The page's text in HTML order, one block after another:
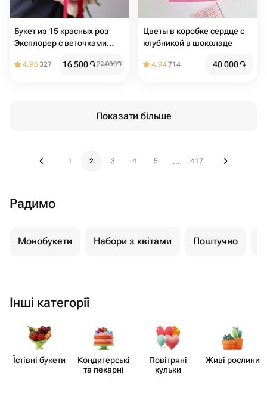
Букет из 15 красных роз
Эксплорер с веточками
4.96327 16 500֏22 000֏
Цветы в коробке сердце с
клубникой в шоколаде
4.94714 40 000֏
Показати більше
1 2 3 4 5 ... 417
Радимо
Монобукети Набори з квітами Поштучно
Інші категорії
Їстівні букети
Кондит​ерські
та пекарні
Повітряні
кульки
Живі рослини